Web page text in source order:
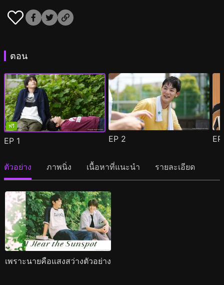
ตอน
ฟรี
EP 1 EP 2
ตัวอย่าง ภาพนิ่ง เนื้อหาที่แนะนำ รายละเอียด
เพราะนายคือแสงสว่างตัวอย่าง